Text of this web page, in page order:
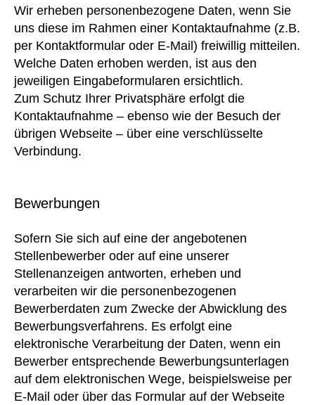
Wir erheben personenbezogene Daten, wenn Sie
uns diese im Rahmen einer Kontaktaufnahme (z.B.
per Kontaktformular oder E-Mail) freiwillig mitteilen.
Welche Daten erhoben werden, ist aus den
jeweiligen Eingabeformularen ersichtlich.
Zum Schutz Ihrer Privatsphäre erfolgt die
Kontaktaufnahme – ebenso wie der Besuch der
übrigen Webseite – über eine verschlüsselte
Verbindung.
Bewerbungen
Sofern Sie sich auf eine der angebotenen
Stellenbewerber oder auf eine unserer
Stellenanzeigen antworten, erheben und
verarbeiten wir die personenbezogenen
Bewerberdaten zum Zwecke der Abwicklung des
Bewerbungsverfahrens. Es erfolgt eine
elektronische Verarbeitung der Daten, wenn ein
Bewerber entsprechende Bewerbungsunterlagen
auf dem elektronischen Wege, beispielsweise per
E-Mail oder über das Formular auf der Webseite